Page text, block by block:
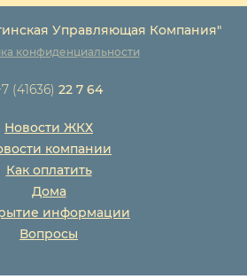
Управляющая Компания"
конфиденциальности
(41636) 22 7 64
Новости ЖКХ
компании
Как оплатить
Дома
информации
Вопросы